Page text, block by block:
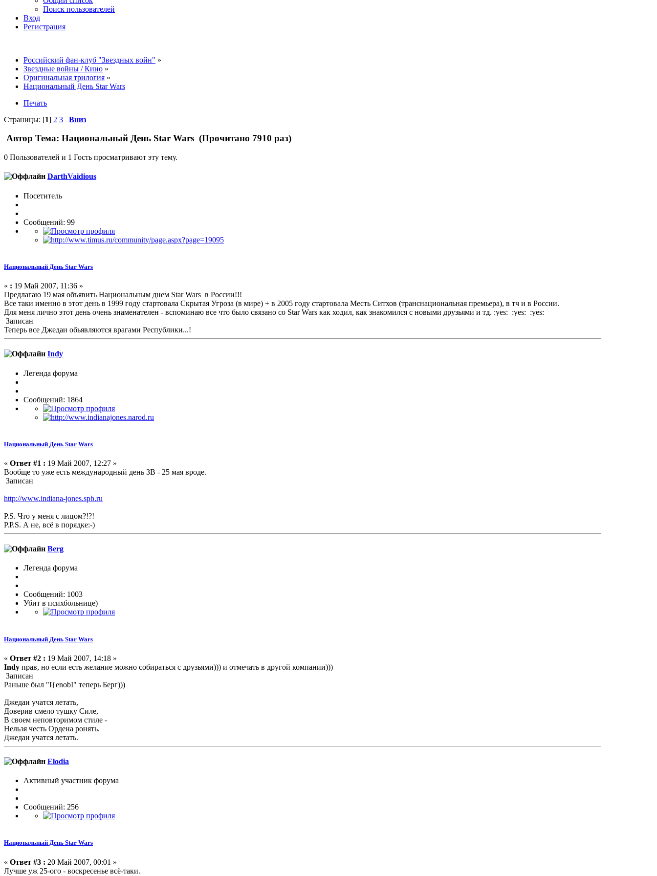
Поиск пользователей
Вход
Регистрация
Российский фан-клуб "Звездных войн" »
Звездные войны / Кино »
Оригинальная трилогия »
Национальный День Star Wars
Печать
Страницы: [1] 2 3 Вниз
Автор Тема: Национальный День Star Wars (Прочитано 7910 раз)
0 Пользователей и 1 Гость просматривают эту тему.
DarthVaidious
Посетитель
Сообщений: 99
Национальный День Star Wars
« : 19 Май 2007, 11:36 »
Предлагаю 19 мая объявить Национальным днем Star Wars в России!!!
Все таки именно в этот день в 1999 году стартовала Скрытая Угроза (в мире) + в 2005 году стартовала Месть Ситхов (транснациональная премьера), в тч и в России.
Для меня лично этот день очень знаменателен - вспоминаю все что было связано со Star Wars как ходил, как знакомился с новыми друзьями и тд. :yes: :yes: :yes:
Записан
Теперь все Джедаи обьявляются врагами Республики...!
Indy
Легенда форума
Сообщений: 1864
Национальный День Star Wars
« Ответ #1 : 19 Май 2007, 12:27 »
Вообще то уже есть международный день ЗВ - 25 мая вроде.
Записан
http://www.indiana-jones.spb.ru
P.S. Что у меня с лицом?!?!
P.P.S. А не, всё в порядке:-)
Berg
Легенда форума
Сообщений: 1003
Убит в психбольнице)
Национальный День Star Wars
« Ответ #2 : 19 Май 2007, 14:18 »
Indy прав, но если есть желание можно собираться с друзьями))) и отмечать в другой компании)))
Записан
Раньше был "I{enobI" теперь Берг)))
Джедаи учатся летать,
Доверив смело тушку Силе,
В своем неповторимом стиле -
Нельзя честь Ордена ронять.
Джедаи учатся летать.
Elodia
Активный участник форума
Сообщений: 256
Национальный День Star Wars
« Ответ #3 : 20 Май 2007, 00:01 »
Лучше уж 25-ого - воскресенье всё-таки.